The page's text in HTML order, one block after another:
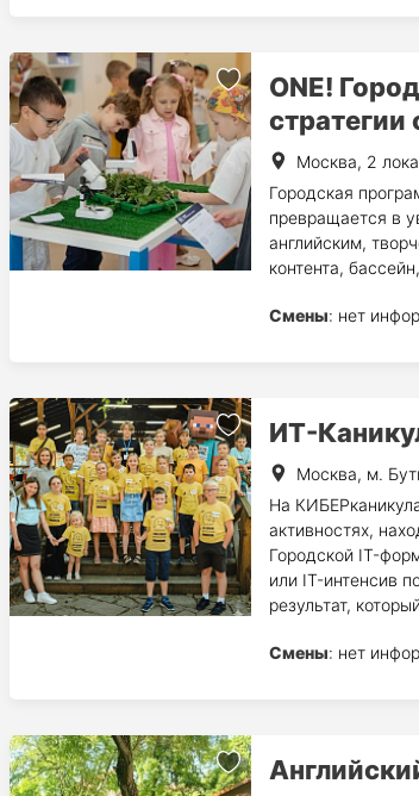
ONE!
Москва, 2
Городская
превращается в
английским,
контента,
Смены: нет
ИТ-
Москва, м.
На
активностях,
Городской IT-
или IT-интенсив
результат,
Смены: нет